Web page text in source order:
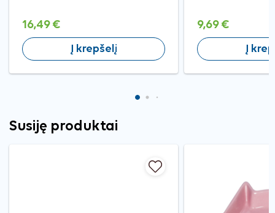
16,49 €
Į krepšelį
9,69 €
Į
Susiję produktai